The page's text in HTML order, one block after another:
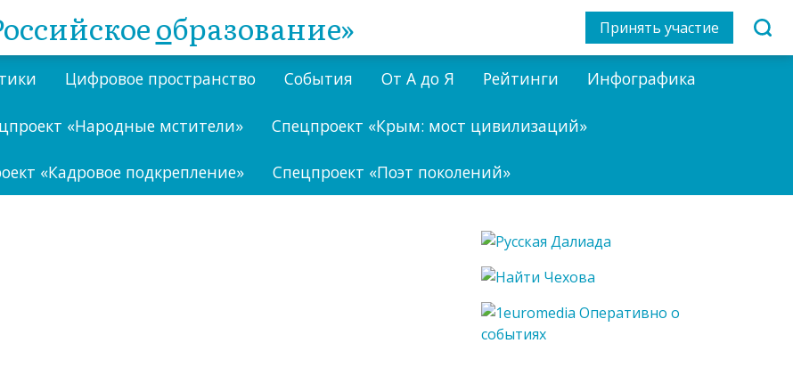
образование» Принять участие
Цифровое пространство События От А до Я Рейтинги Инфографика
«Народные мстители» Спецпроект «Крым: мост цивилизаций»
«Кадровое подкрепление» Спецпроект «Поэт поколений»